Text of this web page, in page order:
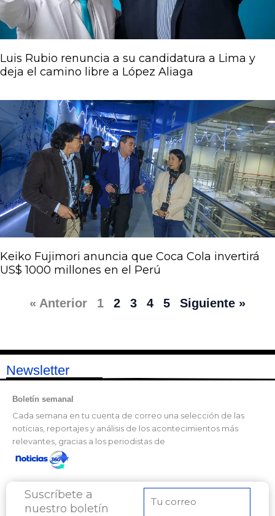
Luis Rubio renuncia a su candidatura a Lima y
deja el camino libre a López Aliaga
Keiko Fujimori anuncia que Coca Cola invertirá
US$ 1000 millones en el Perú
« Anterior 1 2 3 4 5 Siguiente »
Newsletter
Boletín semanal
Cada semana en tu cuenta de correo una selección de las
noticias, reportajes y análisis de los acontecimientos más
relevantes, gracias a los periodistas de
Suscríbete a
nuestro boletín
electrónico